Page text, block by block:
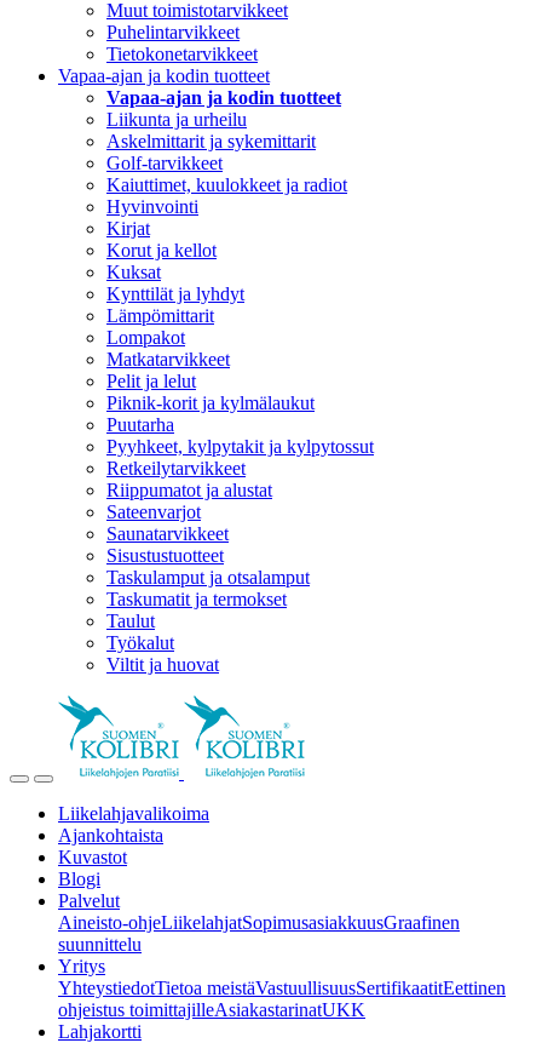
Muut toimistotarvikkeet
Puhelintarvikkeet
Tietokonetarvikkeet
Vapaa-ajan ja kodin tuotteet
Vapaa-ajan ja kodin tuotteet
Liikunta ja urheilu
Askelmittarit ja sykemittarit
Golf-tarvikkeet
Kaiuttimet, kuulokkeet ja radiot
Hyvinvointi
Kirjat
Korut ja kellot
Kuksat
Kynttilät ja lyhdyt
Lämpömittarit
Lompakot
Matkatarvikkeet
Pelit ja lelut
Piknik-korit ja kylmälaukut
Puutarha
Pyyhkeet, kylpytakit ja kylpytossut
Retkeilytarvikkeet
Riippumatot ja alustat
Sateenvarjot
Saunatarvikkeet
Sisustustuotteet
Taskulamput ja otsalamput
Taskumatit ja termokset
Taulut
Työkalut
Viltit ja huovat
Liikelahjavalikoima
Ajankohtaista
Kuvastot
Blogi
Palvelut
Aineisto-ohjeLiikelahjatSopimusasiakkuusGraafinen
suunnittelu
Yritys
YhteystiedotTietoa meistäVastuullisuusSertifikaatitEettinen
ohjeistus toimittajilleAsiakastarinatUKK
Lahjakortti